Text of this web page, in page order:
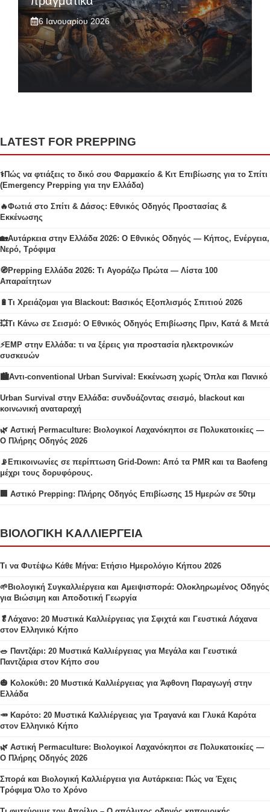
6 Ιανουαρίου 2026
LATEST FOR PREPPING
⚕️Πώς να φτιάξεις το δικό σου Φαρμακείο & Κιτ Επιβίωσης για το Σπίτι
(Emergency Prepping για την Ελλάδα)
🔥Φωτιά στο Σπίτι & Δάσος: Εθνικός Οδηγός Προστασίας &
Εκκένωσης
🏡Αυτάρκεια στην Ελλάδα 2026: Ο Εθνικός Οδηγός — Κήπος, Ενέργεια,
Νερό, Τρόφιμα
🧭Prepping Ελλάδα 2026: Τι Αγοράζω Πρώτα — Λίστα 100
Απαραίτητων
🔋Τι Χρειάζομαι για Blackout: Βασικός Εξοπλισμός Σπιτιού 2026
💥Τι Κάνω σε Σεισμό: Ο Εθνικός Οδηγός Επιβίωσης Πριν, Κατά & Μετά
⚡EMP στην Ελλάδα: τι να ξέρεις για προστασία ηλεκτρονικών
συσκευών
🏙️Αντι-conventional Urban Survival: Εκκένωση χωρίς Όπλα και Πανικό
Urban Survival στην Ελλάδα: συνδυάζοντας σεισμό, blackout και
κοινωνική αναταραχή
🌿 Αστική Permaculture: Βιολογικοί Λαχανόκηποι σε Πολυκατοικίες —
Ο Πλήρης Οδηγός 2026
📡Επικοινωνίες σε περίπτωση Grid-Down: Από τα PMR και τα Baofeng
μέχρι τους δορυφόρους.
🏢 Αστικό Prepping: Πλήρης Οδηγός Επιβίωσης 15 Ημερών σε 50τμ
ΒΙΟΛΟΓΙΚΗ ΚΑΛΛΙΕΡΓΕΙΑ
Τι να Φυτέψω Κάθε Μήνα: Ετήσιο Ημερολόγιο Κήπου 2026
🌱Βιολογική Συγκαλλιέργεια και Αμειψισπορά: Ολοκληρωμένος Οδηγός
για Βιώσιμη και Αποδοτική Γεωργία
🥬Λάχανο: 20 Μυστικά Καλλιέργειας για Σφιχτά και Γευστικά Λάχανα
στον Ελληνικό Κήπο
🥗 Παντζάρι: 20 Μυστικά Καλλιέργειας για Μεγάλα και Γευστικά
Παντζάρια στον Κήπο σου
🎃 Κολοκύθι: 20 Μυστικά Καλλιέργειας για Άφθονη Παραγωγή στην
Ελλάδα
🥕 Καρότο: 20 Μυστικά Καλλιέργειας για Τραγανά και Γλυκά Καρότα
στον Ελληνικό Κήπο
🌿 Αστική Permaculture: Βιολογικοί Λαχανόκηποι σε Πολυκατοικίες —
Ο Πλήρης Οδηγός 2026
Σπορά και Βιολογική Καλλιέργεια για Αυτάρκεια: Πώς να Έχεις
Τρόφιμα Όλο το Χρόνο